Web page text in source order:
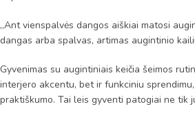
„Ant vienspalvės dangos aiškiai matosi
dangas arba spalvas, artimas augintinio
Gyvenimas su augintiniais keičia šeimos
interjero akcentu, bet ir funkciniu
praktiškumo. Tai leis gyventi patogiai ne tik